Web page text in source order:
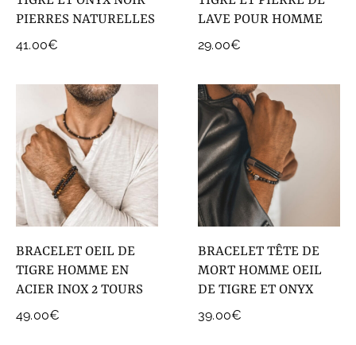
PIERRES NATURELLES
41.00€
LAVE POUR HOMME
29.00€
BRACELET OEIL DE
TIGRE HOMME EN
ACIER INOX 2 TOURS
49.00€
BRACELET TÊTE DE
MORT HOMME OEIL
DE TIGRE ET ONYX
39.00€